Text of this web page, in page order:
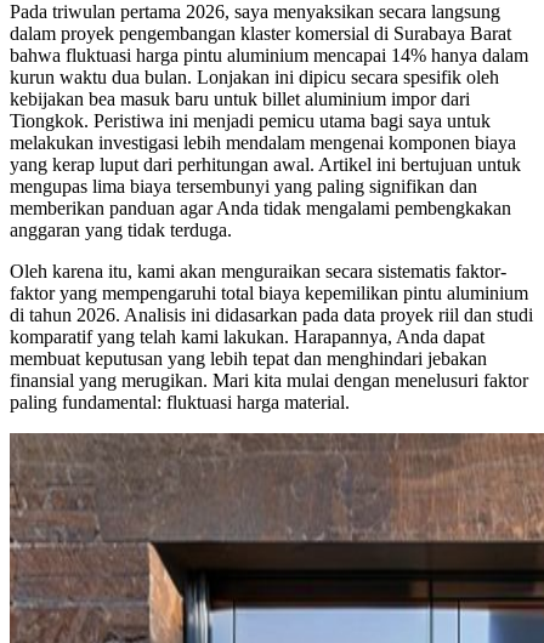
Pada triwulan pertama 2026, saya menyaksikan secara langsung
dalam proyek pengembangan klaster komersial di Surabaya Barat
bahwa fluktuasi harga pintu aluminium mencapai 14% hanya dalam
kurun waktu dua bulan. Lonjakan ini dipicu secara spesifik oleh
kebijakan bea masuk baru untuk billet aluminium impor dari
Tiongkok. Peristiwa ini menjadi pemicu utama bagi saya untuk
melakukan investigasi lebih mendalam mengenai komponen biaya
yang kerap luput dari perhitungan awal. Artikel ini bertujuan untuk
mengupas lima biaya tersembunyi yang paling signifikan dan
memberikan panduan agar Anda tidak mengalami pembengkakan
anggaran yang tidak terduga.
Oleh karena itu, kami akan menguraikan secara sistematis faktor-
faktor yang mempengaruhi total biaya kepemilikan pintu aluminium
di tahun 2026. Analisis ini didasarkan pada data proyek riil dan studi
komparatif yang telah kami lakukan. Harapannya, Anda dapat
membuat keputusan yang lebih tepat dan menghindari jebakan
finansial yang merugikan. Mari kita mulai dengan menelusuri faktor
paling fundamental: fluktuasi harga material.